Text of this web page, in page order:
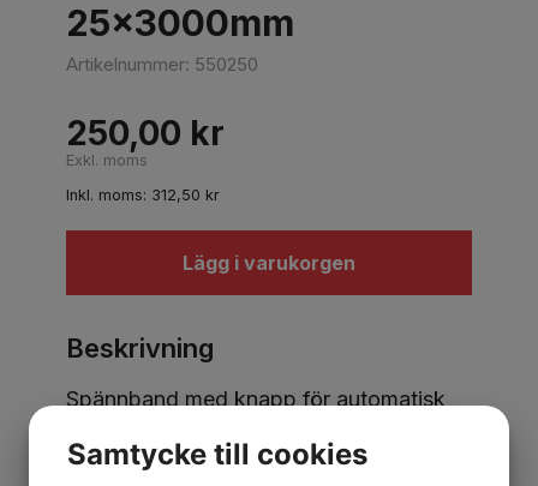
25x3000mm
Artikelnummer: 550250
250,00 kr
Exkl. moms
Inkl. moms: 312,50 kr
Lägg i varukorgen
Beskrivning
Spännband med knapp för automatisk
och minimerar trassel. Vid fastsurrning
Samtycke till cookies